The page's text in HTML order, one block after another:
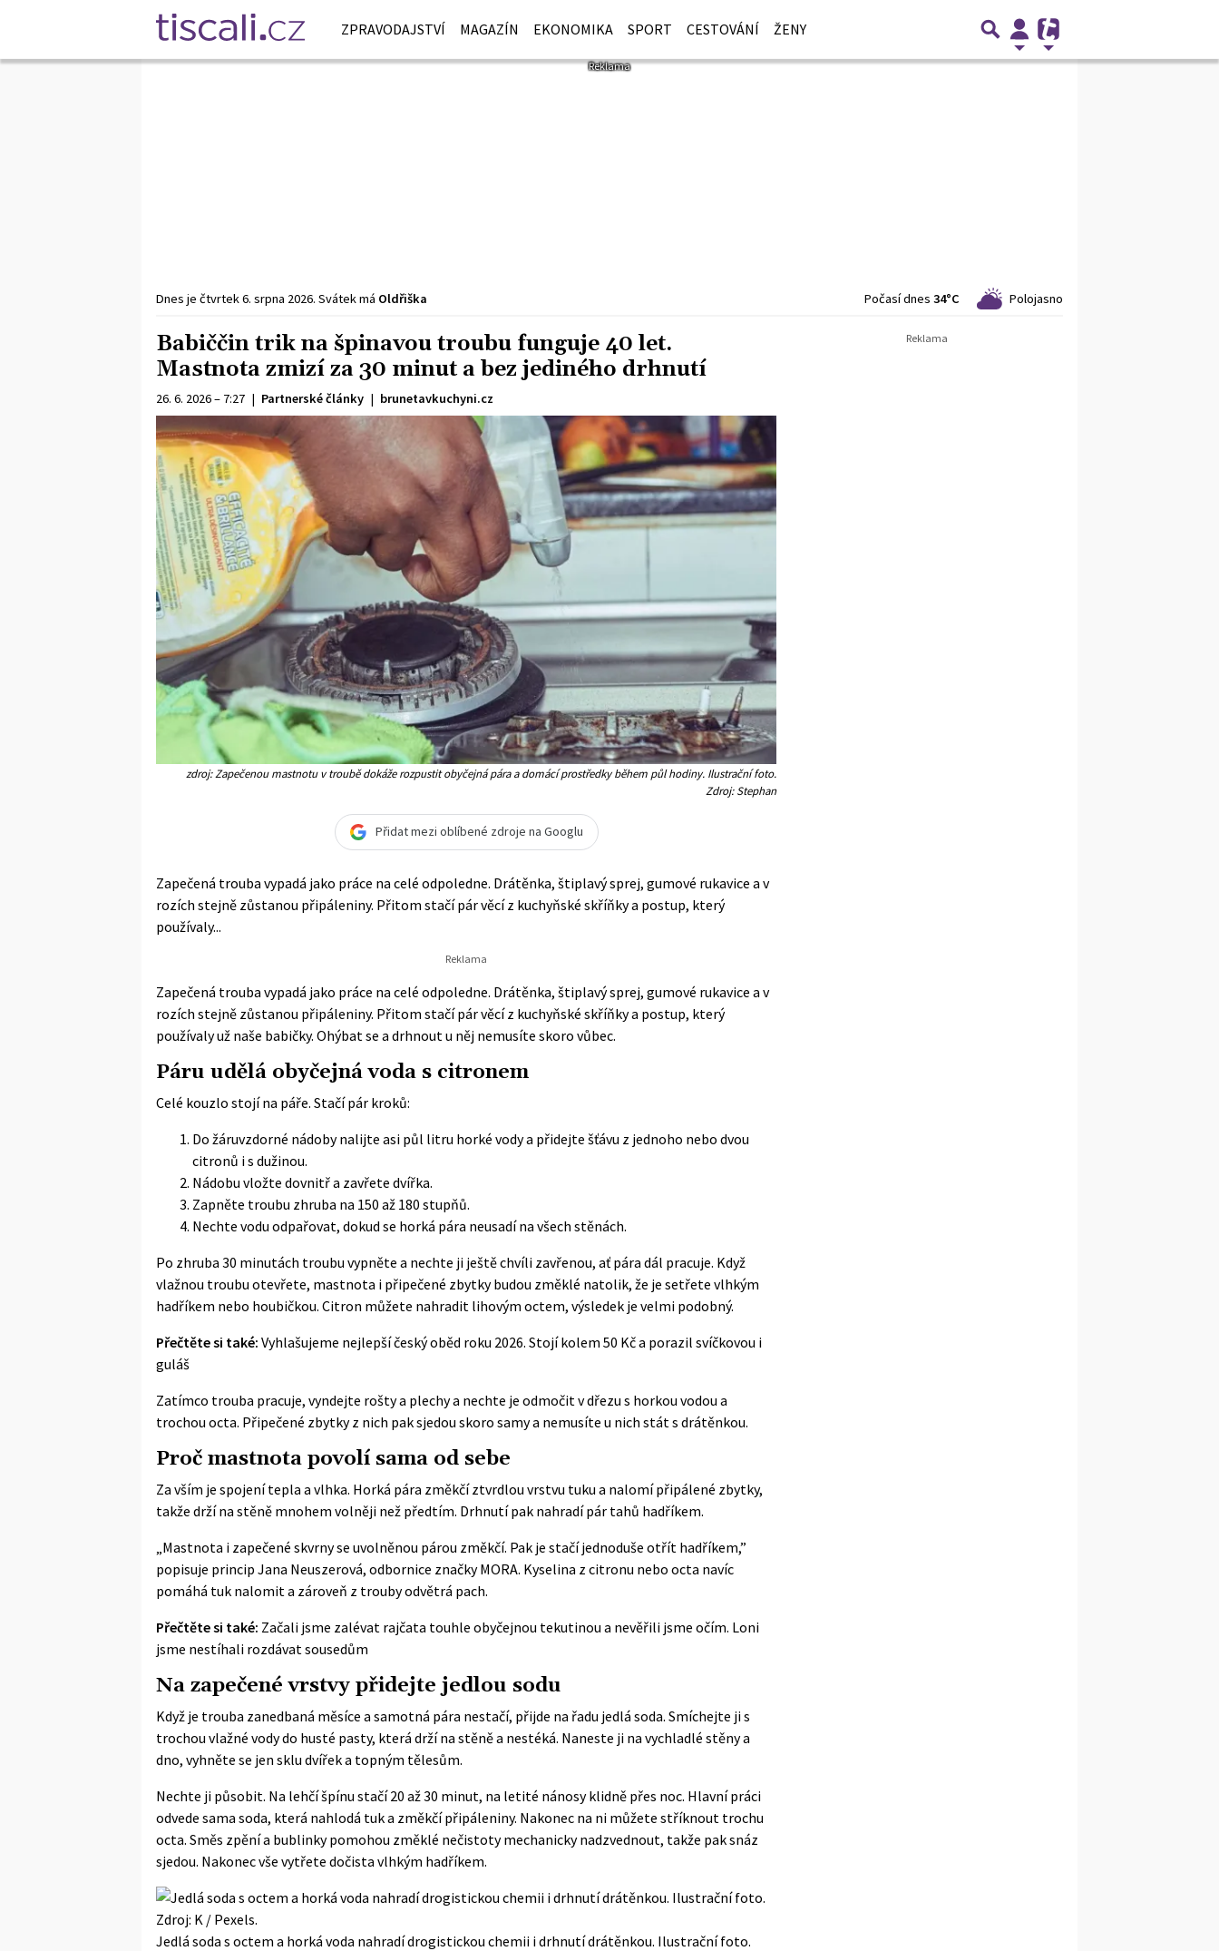
ZPRAVODAJSTVÍ MAGAZÍN EKONOMIKA SPORT CESTOVÁNÍ ŽENY
Dnes je čtvrtek6. srpna 2026. Svátek má Oldřiška Počasí dnes 34°C Polojasno
Babiččin trik na špinavou troubu funguje 40 let.
Mastnota zmizí za 30 minut a bez jediného drhnutí
26. 6. 2026 – 7:27 | Partnerské články | brunetavkuchyni.cz
zdroj: Zapečenou mastnotu v troubě dokáže rozpustit obyčejná pára a domácí prostředky během půl hodiny. Ilustrační foto.
Zdroj: Stephan
Přidat mezi oblíbené zdroje na Googlu
Zapečená trouba vypadá jako práce na celé odpoledne. Drátěnka, štiplavý sprej, gumové rukavice a v
rozích stejně zůstanou připáleniny. Přitom stačí pár věcí z kuchyňské skříňky a postup, který
používaly...
Zapečená trouba vypadá jako práce na celé odpoledne. Drátěnka, štiplavý sprej, gumové rukavice a v
rozích stejně zůstanou připáleniny. Přitom stačí pár věcí z kuchyňské skříňky a postup, který
používaly už naše babičky. Ohýbat se a drhnout u něj nemusíte skoro vůbec.
Páru udělá obyčejná voda s citronem
Celé kouzlo stojí na páře. Stačí pár kroků:
Do žáruvzdorné nádoby nalijte asi půl litru horké vody a přidejte šťávu z jednoho nebo dvou
citronů i s dužinou.
Nádobu vložte dovnitř a zavřete dvířka.
Zapněte troubu zhruba na 150 až 180 stupňů.
Nechte vodu odpařovat, dokud se horká pára neusadí na všech stěnách.
Po zhruba 30 minutách troubu vypněte a nechte ji ještě chvíli zavřenou, ať pára dál pracuje. Když
vlažnou troubu otevřete, mastnota i připečené zbytky budou změklé natolik, že je setřete vlhkým
hadříkem nebo houbičkou. Citron můžete nahradit lihovým octem, výsledek je velmi podobný.
Přečtěte si také: Vyhlašujeme nejlepší český oběd roku 2026. Stojí kolem 50 Kč a porazil svíčkovou i
guláš
Zatímco trouba pracuje, vyndejte rošty a plechy a nechte je odmočit v dřezu s horkou vodou a
trochou octa. Připečené zbytky z nich pak sjedou skoro samy a nemusíte u nich stát s drátěnkou.
Proč mastnota povolí sama od sebe
Za vším je spojení tepla a vlhka. Horká pára změkčí ztvrdlou vrstvu tuku a nalomí připálené zbytky,
takže drží na stěně mnohem volněji než předtím. Drhnutí pak nahradí pár tahů hadříkem.
„Mastnota i zapečené skvrny se uvolněnou párou změkčí. Pak je stačí jednoduše otřít hadříkem,”
popisuje princip Jana Neuszerová, odbornice značky MORA. Kyselina z citronu nebo octa navíc
pomáhá tuk nalomit a zároveň z trouby odvětrá pach.
Přečtěte si také: Začali jsme zalévat rajčata touhle obyčejnou tekutinou a nevěřili jsme očím. Loni
jsme nestíhali rozdávat sousedům
Na zapečené vrstvy přidejte jedlou sodu
Když je trouba zanedbaná měsíce a samotná pára nestačí, přijde na řadu jedlá soda. Smíchejte ji s
trochou vlažné vody do husté pasty, která drží na stěně a nestéká. Naneste ji na vychladlé stěny a
dno, vyhněte se jen sklu dvířek a topným tělesům.
Nechte ji působit. Na lehčí špínu stačí 20 až 30 minut, na letité nánosy klidně přes noc. Hlavní práci
odvede sama soda, která nahlodá tuk a změkčí připáleniny. Nakonec na ni můžete stříknout trochu
octa. Směs zpění a bublinky pomohou změklé nečistoty mechanicky nadzvednout, takže pak snáz
sjedou. Nakonec vše vytřete dočista vlhkým hadříkem.
Jedlá soda s octem a horká voda nahradí drogistickou chemii i drhnutí drátěnkou. Ilustrační foto.